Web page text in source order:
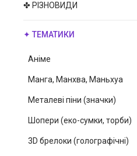
✤ РІЗНОВИДИ
✦ ТЕМАТИКИ
Аніме
Манга, Манхва, Маньхуа
Металеві піни (значки)
Шопери (еко-сумки, торби)
3D брелоки (голографічні)